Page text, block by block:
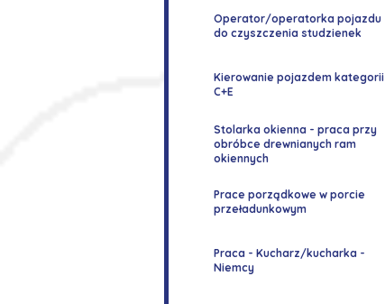
Operator/operatorka pojazdu
do czyszczenia studzienek
Kierowanie pojazdem kategorii
C+E
Stolarka okienna - praca przy
obróbce drewnianych ram
okiennych
Prace porządkowe w porcie
przeładunkowym
Praca - Kucharz/kucharka -
Niemcy